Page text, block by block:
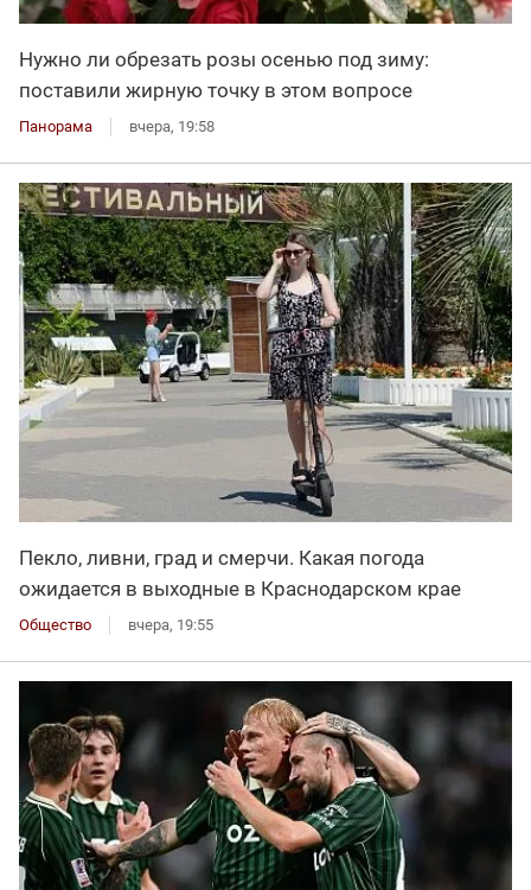
Нужно ли обрезать розы осенью под зиму:
поставили жирную точку в этом вопросе
Панорама вчера, 19:58
Пекло, ливни, град и смерчи. Какая погода
ожидается в выходные в Краснодарском крае
Общество вчера, 19:55